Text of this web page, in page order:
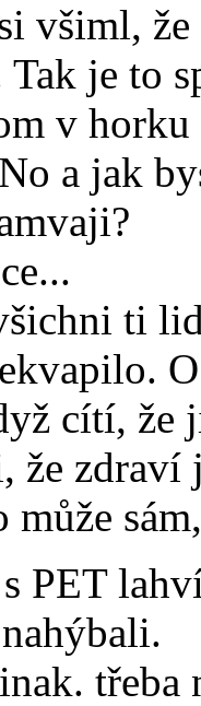
všiml,
je to
v
a jak
ti
cítí,
že zdraví
může
PET
třeba